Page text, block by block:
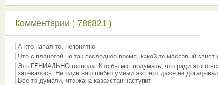
Комментарии ( 786821 )
А кто напал то, непонятно
Что с планетой не так последнее время, какой-то массовый свист
Это ГЕНИАЛЬНО господа. Кто бы мог подумать, что ради этого
затевалось. Ни один наш шибко умный эксперт даже не
Все то думали, что жана казахстан наступит